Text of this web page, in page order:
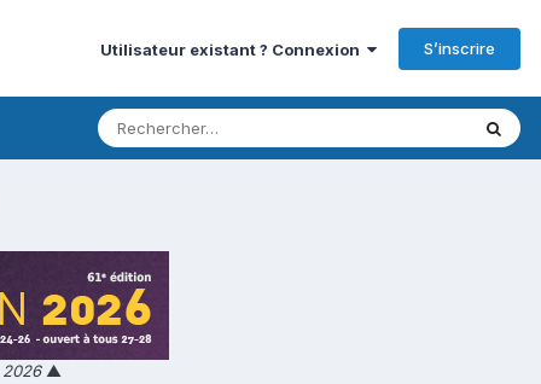
Utilisateur existant ? Connexion S’inscrire
▲